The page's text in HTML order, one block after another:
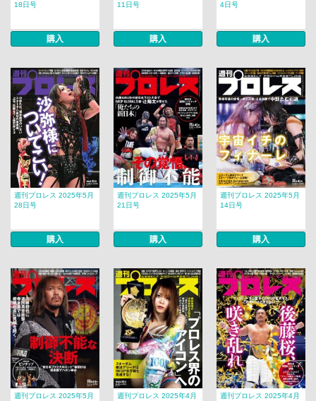
18日号
購入
11日号
購入
4日号
購入
週刊プロレス 2025年5月
28日号
購入
週刊プロレス 2025年5月
21日号
購入
週刊プロレス 2025年5月
14日号
購入
週刊プロレス 2025年5月
週刊プロレス 2025年4月
週刊プロレス 2025年4月